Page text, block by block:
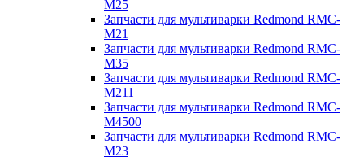
M25
Запчасти для мультиварки Redmond RMC-
M21
Запчасти для мультиварки Redmond RMC-
M35
Запчасти для мультиварки Redmond RMC-
M211
Запчасти для мультиварки Redmond RMC-
M4500
Запчасти для мультиварки Redmond RMC-
M23